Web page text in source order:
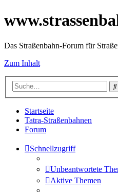
Das Straßenbahn-Forum für
Zum Inhalt
Startseite
Tatra-Straßenbahnen
Forum
Schnellzugriff
Unbeantwortete
Aktive Themen